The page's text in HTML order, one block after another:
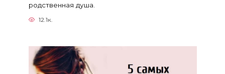
родственная душа.
12.1к.